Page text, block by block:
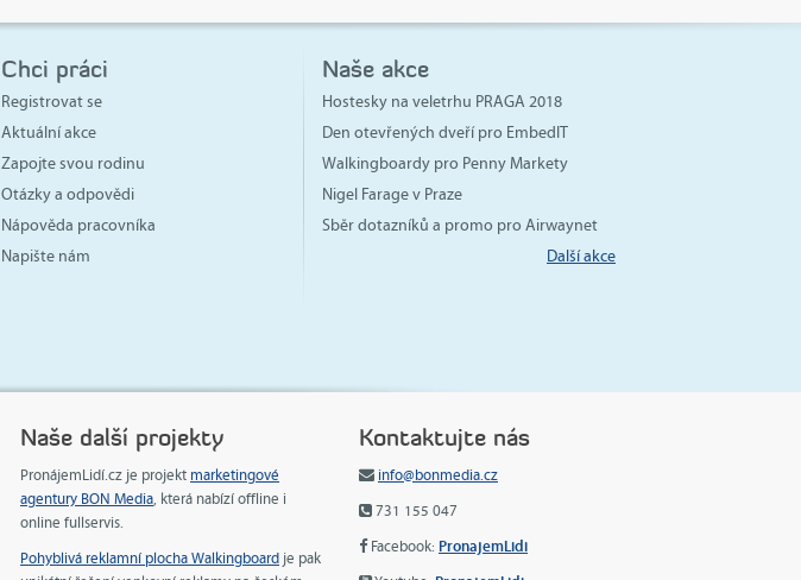
Chci práci
Registrovat se
Aktuální akce
Zapojte svou rodinu
Otázky a odpovědi
Nápověda pracovníka
Napište nám
Naše akce
Hostesky na veletrhu PRAGA 2018
Den otevřených dveří pro EmbedIT
Walkingboardy pro Penny Markety
Nigel Farage v Praze
Sběr dotazníků a promo pro Airwaynet
Další akce
Naše další projekty
PronájemLidí.cz je projekt marketingové
agentury BON Media, která nabízí offline i
online fullservis.
Pohyblivá reklamní plocha Walkingboard je pak
Kontaktujte nás
info@bonmedia.cz
731 155 047
Facebook: PronajemLidi